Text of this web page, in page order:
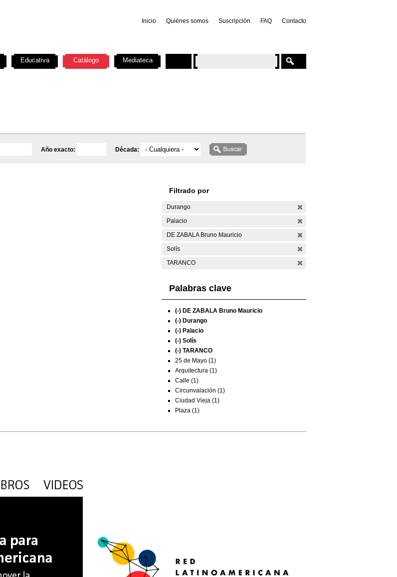
Inicio Quiénes somos Suscripción FAQ Contacto
Año exacto: Década:
Filtrado por
Durango
Palacio
DE ZABALA Bruno Mauricio
Solís
TARANCO
Palabras clave
(-) DE ZABALA Bruno Mauricio
(-) Durango
(-) Palacio
(-) Solís
(-) TARANCO
25 de Mayo (1)
Arquitectura (1)
Calle (1)
Circunvalación (1)
Ciudad Vieja (1)
Plaza (1)
Educativa Catálogo Mediateca